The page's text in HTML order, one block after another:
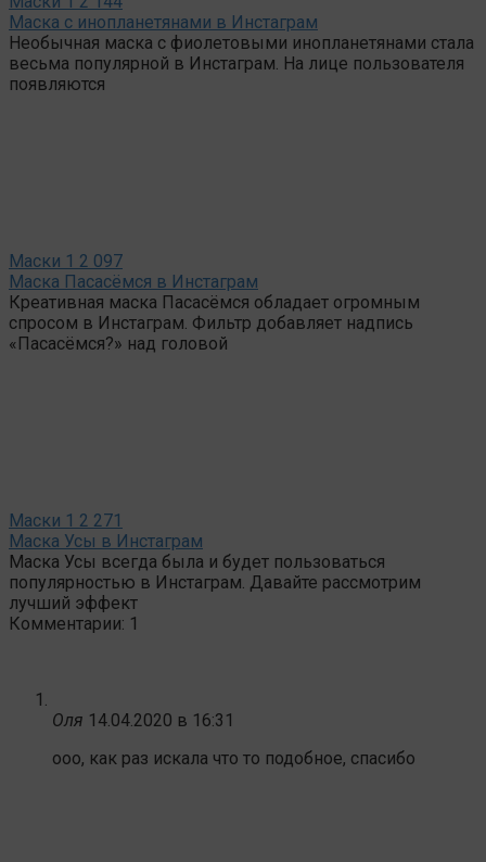
Маска с инопланетянами в Инстаграм
Необычная маска с фиолетовыми инопланетянами стала
весьма популярной в Инстаграм. На лице пользователя
появляются
Маски 1 2 097
Маска Пасасёмся в Инстаграм
Креативная маска Пасасёмся обладает огромным
спросом в Инстаграм. Фильтр добавляет надпись
«Пасасёмся?» над головой
Маски 1 2 271
Маска Усы в Инстаграм
Маска Усы всегда была и будет пользоваться
популярностью в Инстаграм. Давайте рассмотрим
лучший эффект
Комментарии: 1
Оля 14.04.2020 в 16:31
ооо, как раз искала что то подобное, спасибо